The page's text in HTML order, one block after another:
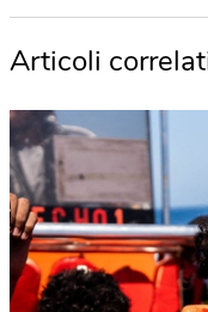
Articoli